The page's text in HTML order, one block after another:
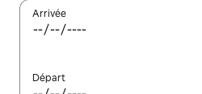
Arrivée
Départ